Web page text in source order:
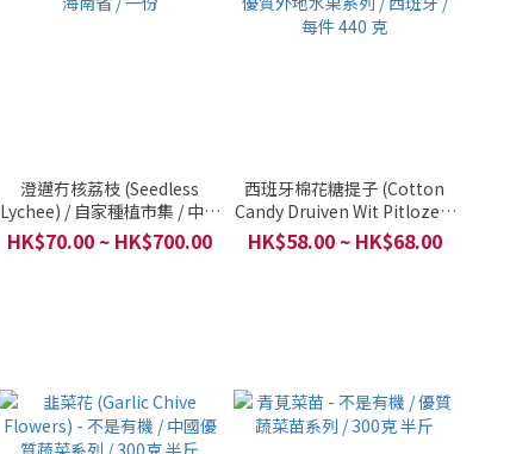
澄邁冇核荔枝 (Seedless
Lychee) / 自家種植市集 / 中國
海南省 / 一份
HK$70.00 ~ HK$700.00
西班牙棉花糖提子 (Cotton
Candy Druiven Wit Pitloze) /
優質外地水果系列 / 西班牙 /
每件 440 克
HK$58.00 ~ HK$68.00